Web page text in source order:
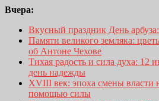
Вчера:
Вкусный праздник День
Памяти великого земляка:
об Антоне Чехове
Тихая радость и сила духа:
день надежды
XVIII век: эпоха смены власти
помощью силы